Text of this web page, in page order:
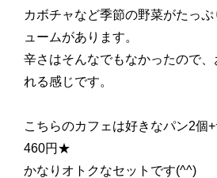
カボチャなど季節の野菜がたっ
ュームがあります。
辛さはそんなでもなかったので
れる感じです。
こちらのカフェは好きなパン2個
460円★
かなりオトクなセットです(^^)